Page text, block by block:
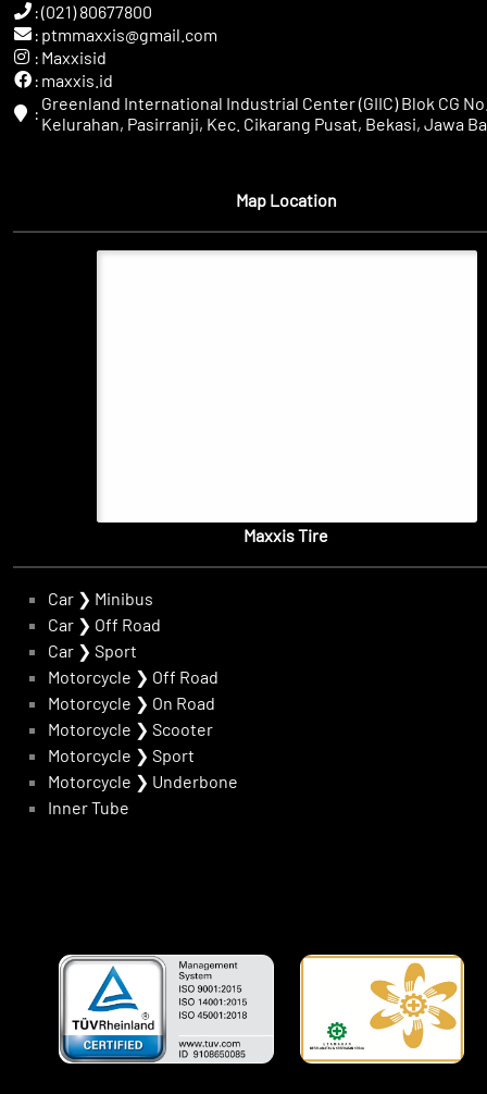
:(021) 80677800
: ptmmaxxis@gmail.com
: Maxxisid
: maxxis.id
: Greenland International Industrial Center (GIIC) Blok CG
Kelurahan, Pasirranji, Kec. Cikarang Pusat, Bekasi, Jawa
Map Location
Maxxis Tire
Car ❯ Minibus
Car ❯ Off Road
Car ❯ Sport
Motorcycle ❯ Off Road
Motorcycle ❯ On Road
Motorcycle ❯ Scooter
Motorcycle ❯ Sport
Motorcycle ❯ Underbone
Inner Tube